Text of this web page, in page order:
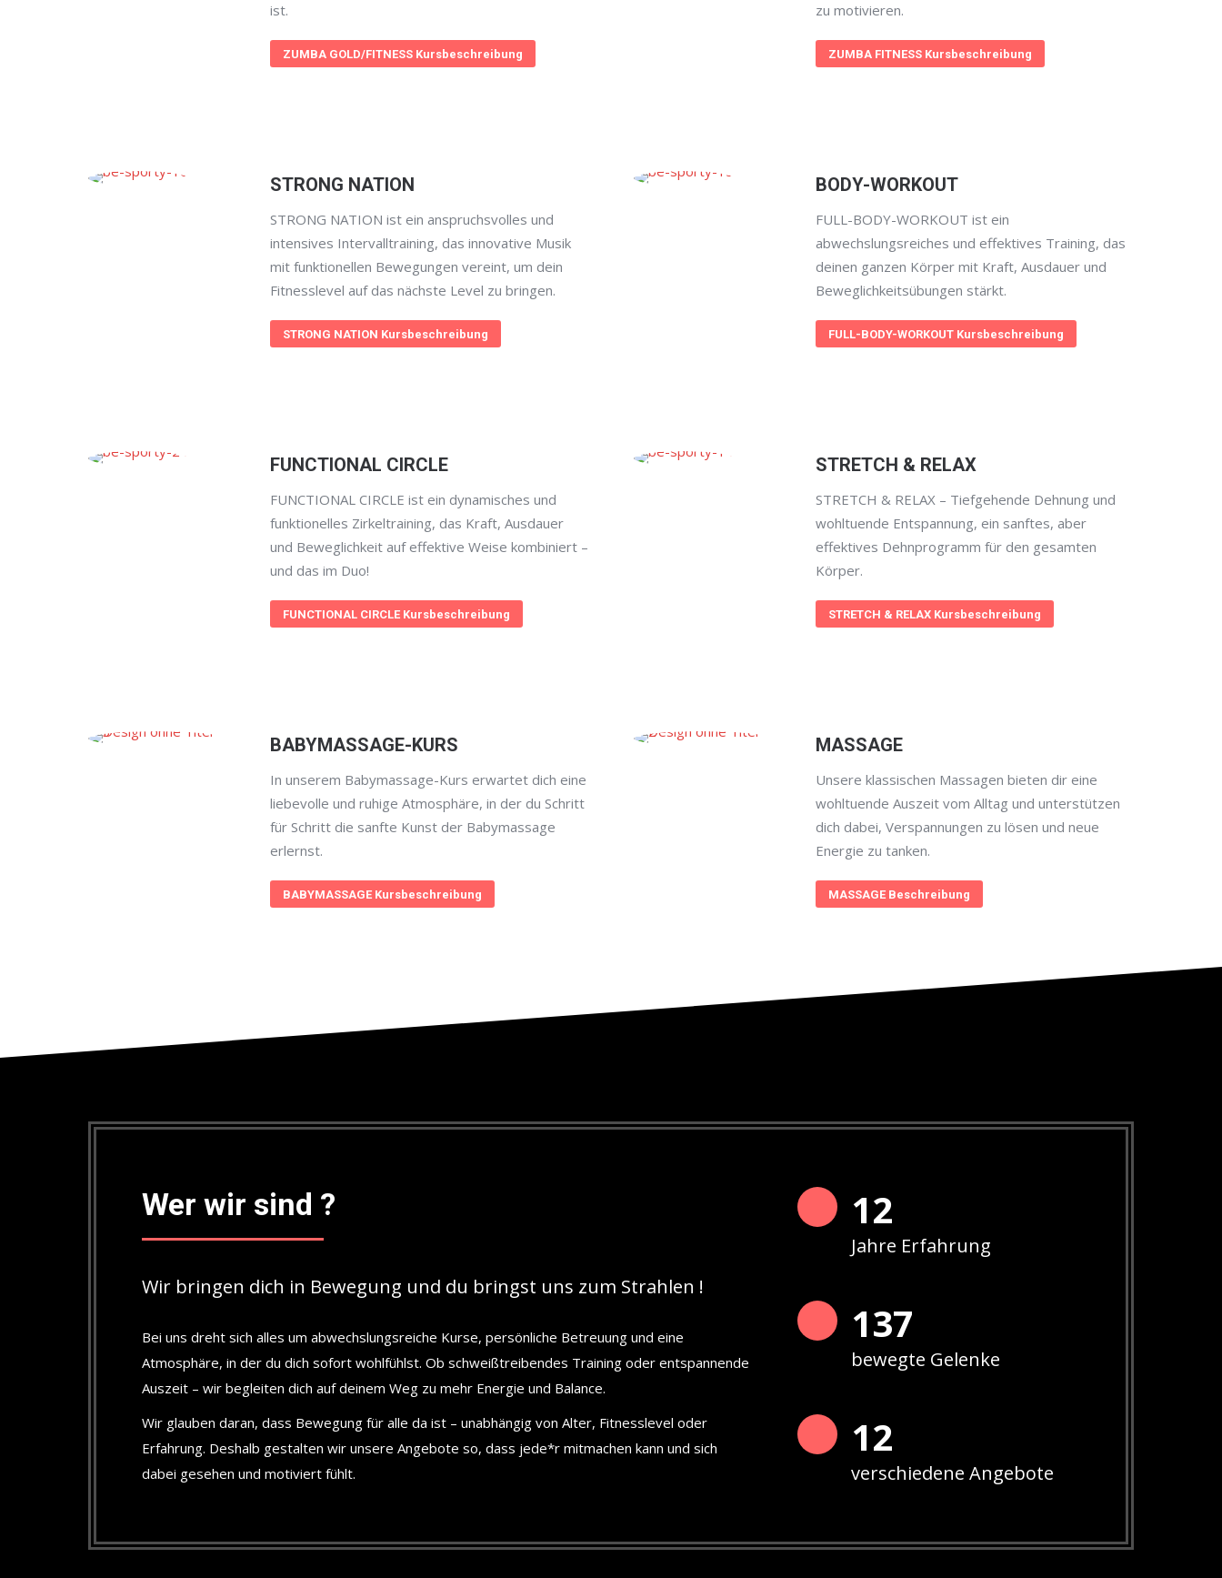
ist.
ZUMBA GOLD/FITNESS Kursbeschreibung
STRONG NATION
STRONG NATION ist ein anspruchsvolles und
intensives Intervalltraining, das innovative Musik
mit funktionellen Bewegungen vereint, um dein
Fitnesslevel auf das nächste Level zu bringen.
STRONG NATION Kursbeschreibung
FUNCTIONAL CIRCLE
FUNCTIONAL CIRCLE ist ein dynamisches und
funktionelles Zirkeltraining, das Kraft, Ausdauer
und Beweglichkeit auf effektive Weise kombiniert –
und das im Duo!
FUNCTIONAL CIRCLE Kursbeschreibung
BABYMASSAGE-KURS
In unserem Babymassage-Kurs erwartet dich eine
liebevolle und ruhige Atmosphäre, in der du Schritt
für Schritt die sanfte Kunst der Babymassage
erlernst.
BABYMASSAGE Kursbeschreibung
zu motivieren.
ZUMBA FITNESS Kursbeschreibung
BODY-WORKOUT
FULL-BODY-WORKOUT ist ein
abwechslungsreiches und effektives Training, das
deinen ganzen Körper mit Kraft, Ausdauer und
Beweglichkeitsübungen stärkt.
FULL-BODY-WORKOUT Kursbeschreibung
STRETCH & RELAX
STRETCH & RELAX – Tiefgehende Dehnung und
wohltuende Entspannung, ein sanftes, aber
effektives Dehnprogramm für den gesamten
Körper.
STRETCH & RELAX Kursbeschreibung
MASSAGE
Unsere klassischen Massagen bieten dir eine
wohltuende Auszeit vom Alltag und unterstützen
dich dabei, Verspannungen zu lösen und neue
Energie zu tanken.
MASSAGE Beschreibung
Wer wir sind ?
Wir bringen dich in Bewegung und du bringst uns zum Strahlen !
Bei uns dreht sich alles um abwechslungsreiche Kurse, persönliche Betreuung und eine
Atmosphäre, in der du dich sofort wohlfühlst. Ob schweißtreibendes Training oder entspannende
Auszeit – wir begleiten dich auf deinem Weg zu mehr Energie und Balance.
Wir glauben daran, dass Bewegung für alle da ist – unabhängig von Alter, Fitnesslevel oder
Erfahrung. Deshalb gestalten wir unsere Angebote so, dass jede*r mitmachen kann und sich
dabei gesehen und motiviert fühlt.
13
Jahre Erfahrung
141
bewegte Gelenke
12
verschiedene Angebote